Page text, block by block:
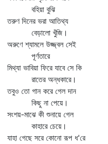
বহিয়া বুঝি
তরুণ দিনের ভরা আতিথ্য
বেড়ালো খুঁজি।
অরুণে শ্যামলে উজ্জ্বল সেই
পূর্ণতারে
মিথ্যা ভাবিয়া ফিরে যাবে সে কি
রাতের অন্ধকারে।
তবুও তো গান করে গেল দান
কিছু না পেয়ে।
সংশয়-মাঝে কী শুনায়ে গেল
কাহারে চেয়ে।
যাহা গেছে সরে কোনো রূপ ধ'রে